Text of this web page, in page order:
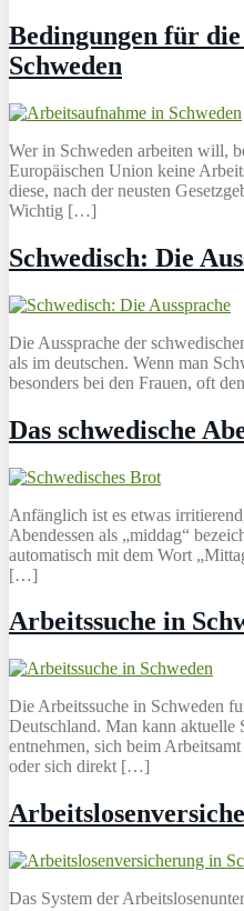
Bedingungen für
Schweden
Wer in Schweden arbeiten will,
Europäischen Union keine
diese, nach der neusten
Wichtig […]
Schwedisch: Die
Die Aussprache der
als im deutschen. Wenn man
besonders bei den Frauen, oft
Das schwedische
Anfänglich ist es etwas
Abendessen als „middag“
automatisch mit dem Wort
[…]
Arbeitssuche in
Die Arbeitssuche in Schweden
Deutschland. Man kann aktuelle
entnehmen, sich beim
oder sich direkt […]
Das System der